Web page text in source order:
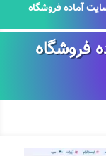
آماده فروشگاه
فروشگاه